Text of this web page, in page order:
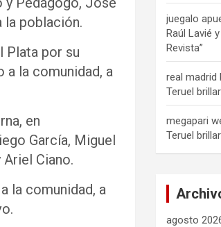
la población.
Plata por su
a la comunidad, a
en
García, Miguel
Ciano.
la comunidad, a
juegalo
Raúl Lavié
Revista”
real madrid
Teruel
megapari
Teruel
agosto